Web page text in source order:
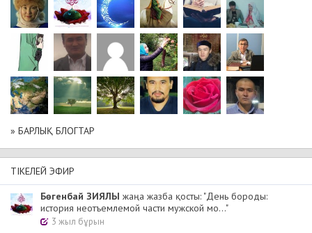
» БАРЛЫҚ БЛОГТАР
ТІКЕЛЕЙ ЭФИР
Бөгенбай ЗИЯЛЫ жаңа жазба қосты: "День бороды:
история неотъемлемой части мужской мо..."
3 жыл бұрын